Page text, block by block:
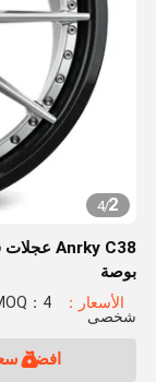
2
/
4
بوصة
الأسعار：Starting at $242 US Dollars ea
شخصى
افضل